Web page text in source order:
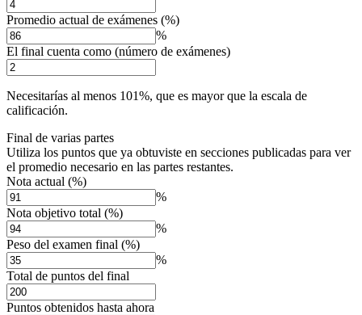
Promedio actual de exámenes (%)
%
El final cuenta como (número de exámenes)
Necesitarías al menos 101%, que es mayor que la escala de
calificación.
Final de varias partes
Utiliza los puntos que ya obtuviste en secciones publicadas para ver
el promedio necesario en las partes restantes.
Nota actual (%)
%
Nota objetivo total (%)
%
Peso del examen final (%)
%
Total de puntos del final
Puntos obtenidos hasta ahora